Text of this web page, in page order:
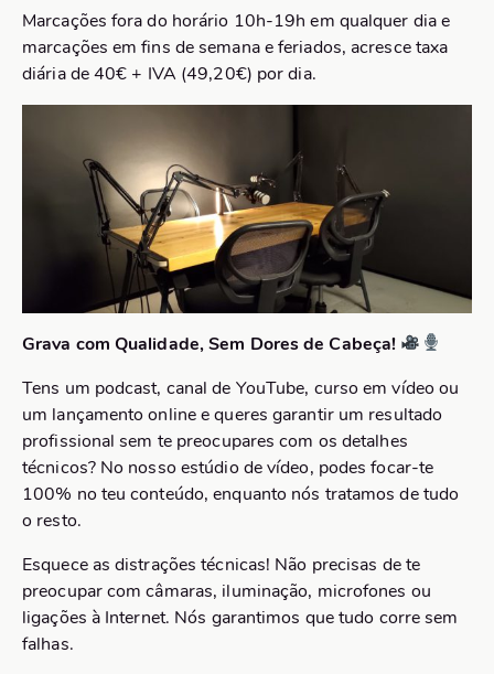
Marcações fora do horário 10h-19h em qualquer dia e
marcações em fins de semana e feriados, acresce taxa
diária de 40€ + IVA (49,20€) por dia.
Grava com Qualidade, Sem Dores de Cabeça!
Tens um podcast, canal de YouTube, curso em vídeo ou
um lançamento online e queres garantir um resultado
profissional sem te preocupares com os detalhes
técnicos? No nosso estúdio de vídeo, podes focar-te
100% no teu conteúdo, enquanto nós tratamos de tudo
o resto.
Esquece as distrações técnicas! Não precisas de te
preocupar com câmaras, iluminação, microfones ou
ligações à Internet. Nós garantimos que tudo corre sem
falhas.